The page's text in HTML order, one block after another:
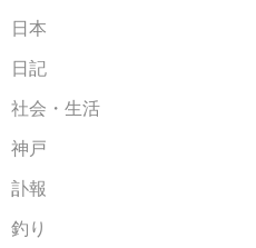
日本
日記
社会・生活
神戸
訃報
釣り